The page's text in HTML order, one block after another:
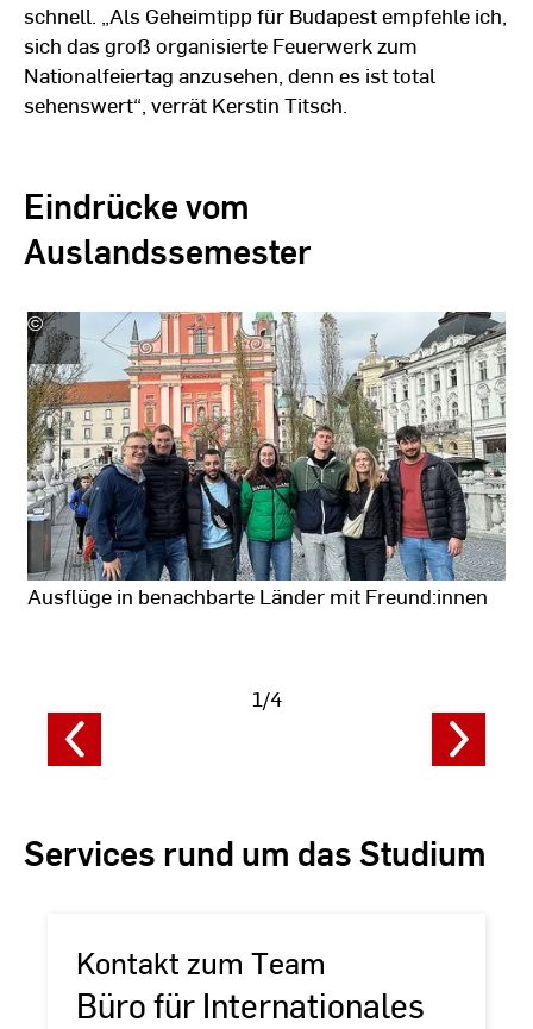
schnell. „Als Geheimtipp für Budapest empfehle ich,
sich das groß organisierte Feuerwerk zum
Nationalfeiertag anzusehen, denn es ist total
sehenswert“, verrät Kerstin Titsch.
Eindrücke vom
Auslandssemester
©
Kerstin
Titsch
|
Hochschule
RheinMain
Ausflüge in benachbarte Länder mit Freund:innen
anzeigen
1/4
Services rund um das Studium
Kontakt zum Team
Büro für Internationales